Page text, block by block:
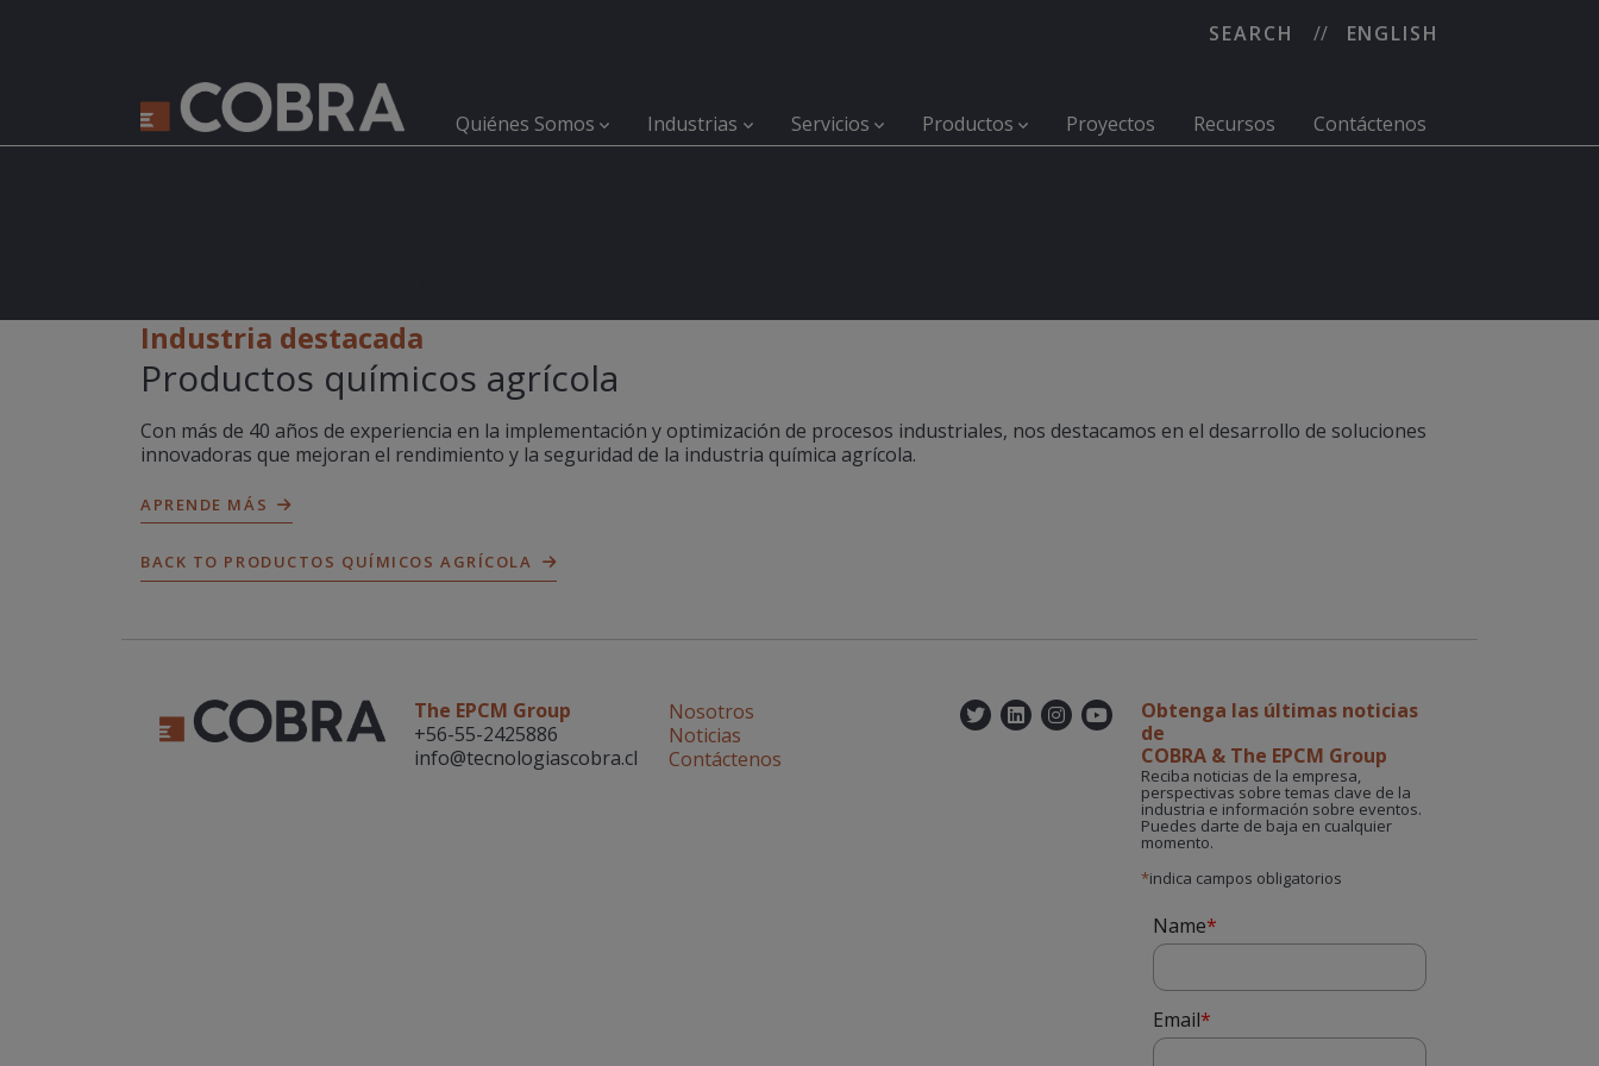
SEARCH ENGLISH
Quiénes Somos Industrias Servicios Productos Proyectos Recursos Contáctenos
Industria destacada
Productos químicos agrícola
Con más de 40 años de experiencia en la implementación y optimización de procesos industriales, nos destacamos en el desarrollo de soluciones
innovadoras que mejoran el rendimiento y la seguridad de la industria química agrícola.
APRENDE MÁS
BACK TO PRODUCTOS QUÍMICOS AGRÍCOLA
The EPCM Group
+56-55-2425886
info@tecnologiascobra.cl
Nosotros
Noticias
Contáctenos
Twitter
Linkedin
Instagram
YouTube
Obtenga las últimas noticias
de
COBRA & The EPCM Group
Reciba noticias de la empresa,
perspectivas sobre temas clave de la
industria e información sobre eventos.
Puedes darte de baja en cualquier
momento.
*indica campos obligatorios
Name*
Email*